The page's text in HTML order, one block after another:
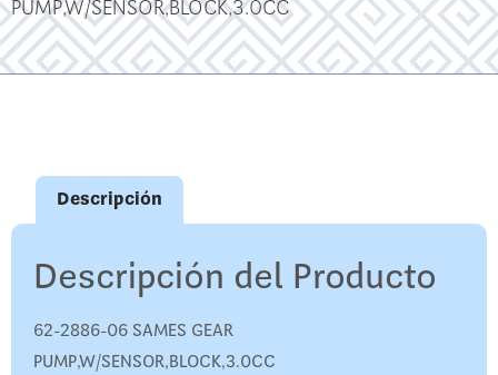
PUMP,W/SENSOR,BLOCK,3.0CC
Descripción
Descripción del Producto
62-2886-06 SAMES GEAR
PUMP,W/SENSOR,BLOCK,3.0CC